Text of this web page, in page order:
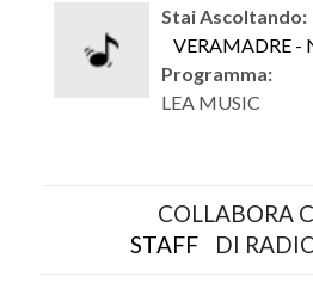
Stai Ascoltando:
VERAMADRE -
Programma:
LEA MUSIC
COLLABORA
STAFF
DI